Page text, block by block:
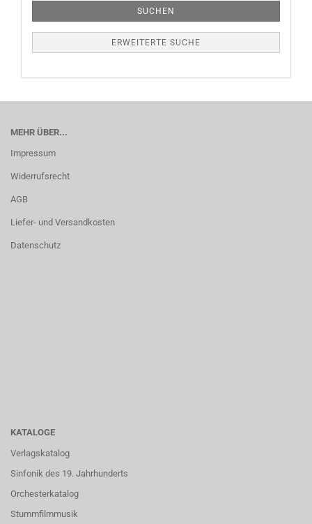
SUCHEN
ERWEITERTE SUCHE
MEHR ÜBER...
Impressum
Widerrufsrecht
AGB
Liefer- und Versandkosten
Datenschutz
KATALOGE
Verlagskatalog
Sinfonik des 19. Jahrhunderts
Orchesterkatalog
Stummfilmmusik